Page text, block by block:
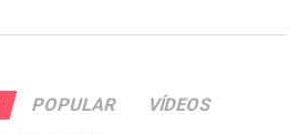
POPULAR VÍDEOS